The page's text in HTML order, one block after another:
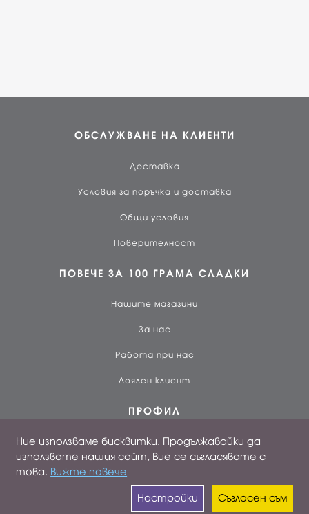
ОБСЛУЖВАНЕ НА КЛИЕНТИ
Доставка
Условия за поръчка и доставка
Общи условия
Поверителност
ПОВЕЧЕ ЗА 100 ГРАМА СЛАДКИ
Нашите магазини
За нас
Работа при нас
Лоялен клиент
ПРОФИЛ
Вход
Поръчки
Ние използваме бисквитки. Продължавайки да
използвате нашия сайт, Вие се съгласявате с
това. Вижте повече
Настройки Съгласен съм